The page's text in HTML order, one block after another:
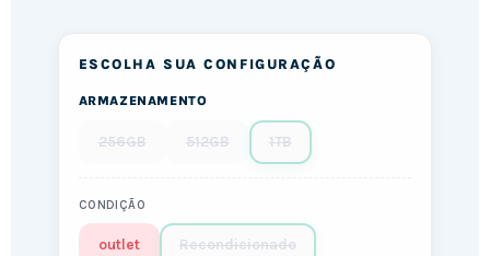
ESCOLHA SUA CONFIGURAÇÃO
ARMAZENAMENTO
256GB 512GB 1TB
CONDIÇÃO
outlet Recondicionado